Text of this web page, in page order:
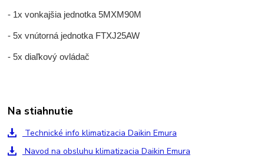
- 1x vonkajšia jednotka 5MXM90M
- 5x vnútorná jednotka FTXJ25AW
- 5x diaľkový ovládač
Na stiahnutie
Technické info klimatizacia Daikin Emura
Navod na obsluhu klimatizacia Daikin Emura